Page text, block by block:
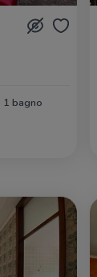
1 bagno